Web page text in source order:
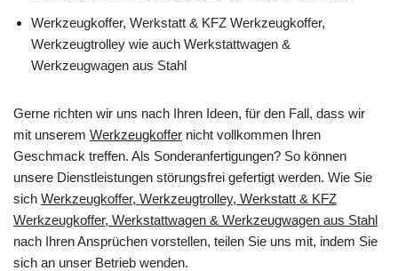
Werkzeugkoffer, Werkstatt & KFZ Werkzeugkoffer,
Werkzeugtrolley wie auch Werkstattwagen &
Werkzeugwagen aus Stahl
Gerne richten wir uns nach Ihren Ideen, für den Fall, dass wir
mit unserem Werkzeugkoffer nicht vollkommen Ihren
Geschmack treffen. Als Sonderanfertigungen? So können
unsere Dienstleistungen störungsfrei gefertigt werden. Wie Sie
sich Werkzeugkoffer, Werkzeugtrolley, Werkstatt & KFZ
Werkzeugkoffer, Werkstattwagen & Werkzeugwagen aus Stahl
nach Ihren Ansprüchen vorstellen, teilen Sie uns mit, indem Sie
sich an unser Betrieb wenden.